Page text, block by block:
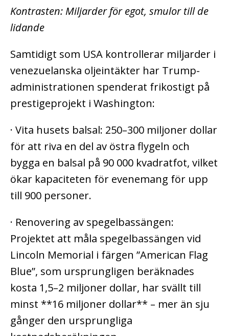
Kontrasten: Miljarder för egot, smulor till de
lidande
Samtidigt som USA kontrollerar miljarder i
venezuelanska oljeintäkter har Trump-
administrationen spenderat frikostigt på
prestigeprojekt i Washington:
· Vita husets balsal: 250–300 miljoner dollar
för att riva en del av östra flygeln och
bygga en balsal på 90 000 kvadratfot, vilket
ökar kapaciteten för evenemang för upp
till 900 personer.
· Renovering av spegelbassängen:
Projektet att måla spegelbassängen vid
Lincoln Memorial i färgen ”American Flag
Blue”, som ursprungligen beräknades
kosta 1,5–2 miljoner dollar, har svällt till
minst **16 miljoner dollar** – mer än sju
gånger den ursprungliga